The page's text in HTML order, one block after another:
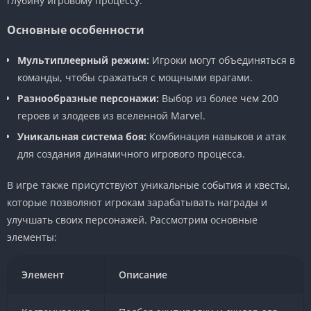
Основные особенности
Мультиплеерный режим: Игроки могут объединяться в
команды, чтобы сражаться с мощными врагами.
Разнообразные персонажи: Выбор из более чем 200
героев и злодеев из вселенной Marvel.
Уникальная система боя: Комбинация навыков и атак
для создания динамичного игрового процесса.
В игре также присутствуют уникальные события и квесты,
которые позволяют игрокам зарабатывать награды и
улучшать своих персонажей. Рассмотрим основные
элементы:
Элемент Описание